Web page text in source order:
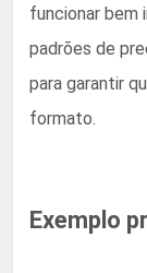
funcionar bem
padrões de
para garantir
formato.
Exemplo